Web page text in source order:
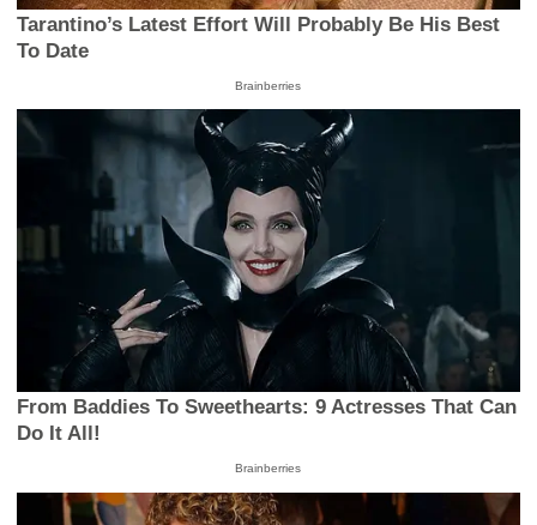
Tarantino’s Latest Effort Will Probably Be His Best
To Date
Brainberries
From Baddies To Sweethearts: 9 Actresses That Can
Do It All!
Brainberries